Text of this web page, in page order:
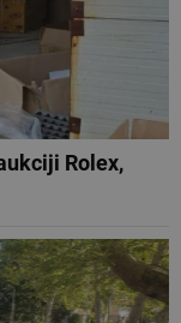
Rolex,